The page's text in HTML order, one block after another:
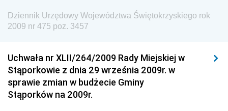
Dziennik Urzędowy Ministerstwa Komunikacji
Dziennik Urzędowy Ministerstwa Przemysłu
Dziennik Urzędowy Ministerstwa Rolnictwa i
Gospodarki Żywnościowej
Dziennik Urzędowy Ministra Rodziny, Pracy i Polityki
Społecznej
Dziennik Urzędowy Województwa Świętokrzyskiego rok
2009 nr 475 poz. 3457
Uchwała nr XLII/264/2009 Rady Miejskiej w
Stąporkowie z dnia 29 września 2009r. w
sprawie zmian w budżecie Gminy
Stąporków na 2009r.